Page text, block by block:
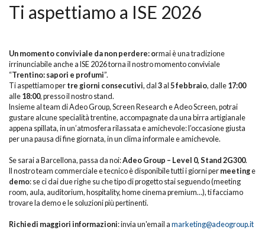
Ti aspettiamo a ISE 2026
Un momento conviviale da non perdere: ormai è una tradizione
irrinunciabile anche a ISE 2026 torna il nostro momento conviviale
“Trentino: sapori e profumi”.
Ti aspettiamo per tre giorni consecutivi, dal 3al 5 febbraio, dalle 17:00
alle 18:00, presso il nostro stand.
Insieme al team di Adeo Group, Screen Research e Adeo Screen, potrai
gustare alcune specialità trentine, accompagnate da una birra artigianale
appena spillata, in un’atmosfera rilassata e amichevole: l’occasione giusta
per una pausa di fine giornata, in un clima informale e amichevole.
Se sarai a Barcellona, passa da noi:Adeo Group – Level 0, Stand 2G300.
Il nostro team commerciale e tecnico è disponibile tutti i giorni per meetinge
demo: se ci dai due righe su che tipo di progetto stai seguendo (meeting
room, aula, auditorium, hospitality, home cinema premium…), ti facciamo
trovare la demo e le soluzioni più pertinenti.
Richiedi maggiori informazioni: invia un'email a marketing@adeogroup.it